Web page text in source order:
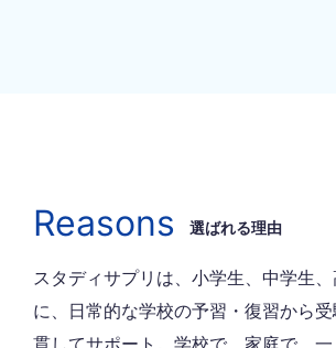
Reasons 選ばれる理由
スタディサプリは、小学生、中学生
に、日常的な学校の予習・復習から